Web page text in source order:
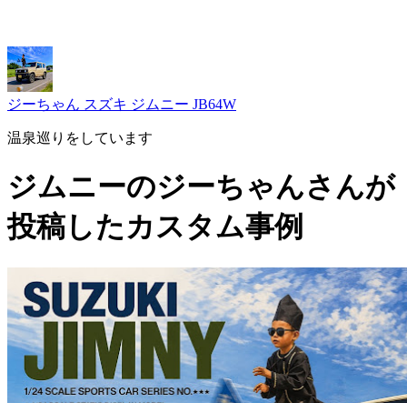
ジーちゃん スズキ ジムニー JB64W
温泉巡りをしています
ジムニーのジーちゃんさんが
投稿したカスタム事例